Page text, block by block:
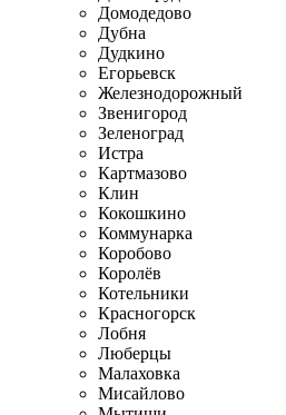
Домодедово
Дубна
Дудкино
Егорьевск
Железнодорожный
Звенигород
Зеленоград
Истра
Картмазово
Клин
Кокошкино
Коммунарка
Коробово
Королёв
Котельники
Красногорск
Лобня
Люберцы
Малаховка
Мисайлово